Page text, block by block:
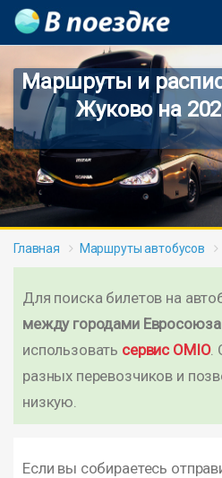
Маршруты и
Жуково на
Главная Маршруты автобусов
Для поиска билетов на
между городами Евросоюза
использовать сервис OMIO.
разных перевозчиков и
низкую.
Если вы собираетесь